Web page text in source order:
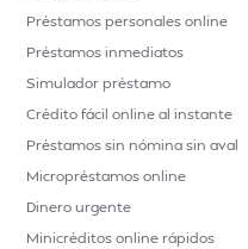
Préstamos personales online
Préstamos inmediatos
Simulador préstamo
Crédito fácil online al instante
Préstamos sin nómina sin aval
Micropréstamos online
Dinero urgente
Minicréditos online rápidos